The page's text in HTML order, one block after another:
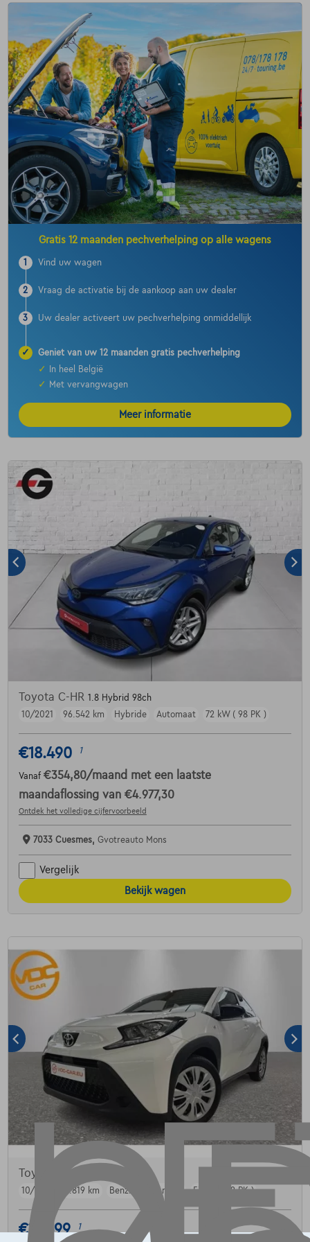
Gratis 12 maanden pechverhelping op alle wagens
1 Vind uw wagen
2 Vraag de activatie bij de aankoop aan uw dealer
3 Uw dealer activeert uw pechverhelping onmiddellijk
✓
Geniet van uw 12 maanden gratis pechverhelping
✓
In heel België
✓
Met vervangwagen
Meer informatie
Toyota C-HR 1.8 Hybrid 98ch
10/2021
96.542 km Hybride Automaat 72 kW ( 98 PK )
€18.490 1
Vanaf €354,80/maand met een laatste
maandaflossing van €4.977,30
Ontdek het volledige cijfervoorbeeld
7033 Cuesmes, Gvotreauto Mons
Vergelijk
Bekijk wagen
Toyota Aygo X
10/2025
4.819 km Benzine Manueel 53 kW ( 72 PK )
€16.399 1